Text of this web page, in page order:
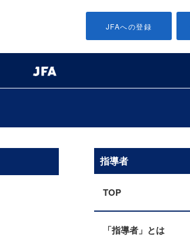
JFAへの登録
指導者
TOP
「指導者」とは